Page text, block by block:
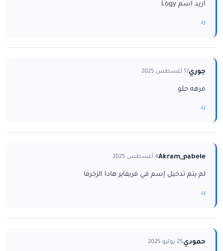
اريد اسم Logy
رد
جوري17 أغسطس 2025
مرهه حلو
رد
Akram_pabele4 أغسطس 2025
لم يتم تدخيل إسم في فريفاير هادا الزخرفا
رد
حمودي25 يوليو 2025